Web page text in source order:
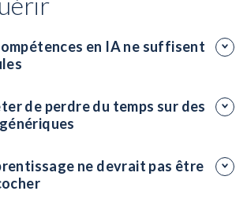
en IA ne suffisent
équipes adaptables.
de perdre du temps sur des
les bonnes compétences.
ne devrait pas être